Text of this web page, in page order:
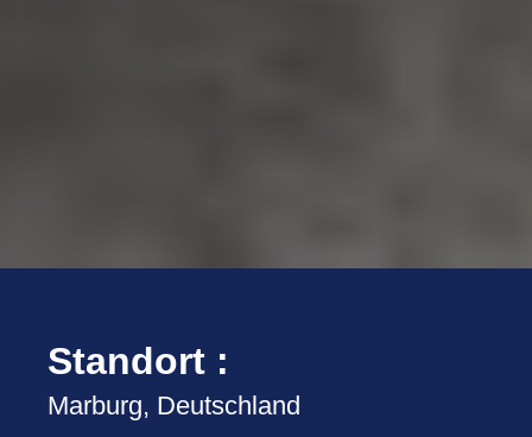
Standort :
Marburg, Deutschland